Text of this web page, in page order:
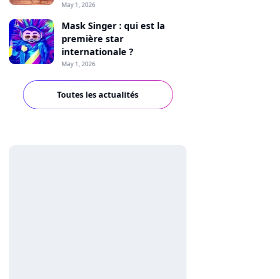
May 1, 2026
Mask Singer : qui est la
première star
internationale ?
May 1, 2026
Toutes les actualités